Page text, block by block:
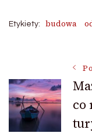
Etykiety: budowa
wpisuco